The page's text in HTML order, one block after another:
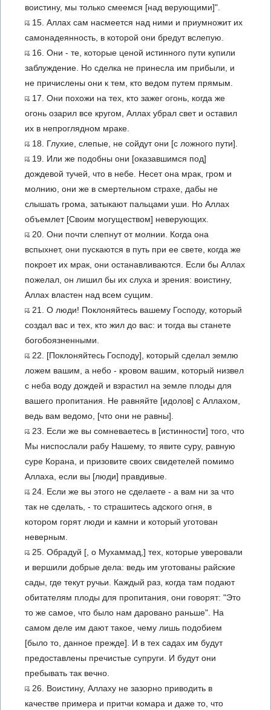
воистину, мы только смеемся [над верующими]".
15. Аллах сам насмеется над ними и приумножит их
самонадеянность, в которой они бредут вслепую.
16. Они - те, которые ценой истинного пути купили
заблуждение. Но сделка не принесла им прибыли, и
не причислены они к тем, кто ведом путем прямым.
17. Они похожи на тех, кто зажег огонь, когда же
огонь озарил все кругом, Аллах убрал свет и оставил
их в непроглядном мраке.
18. Глухие, слепые, не сойдут они [с ложного пути].
19. Или же подобны они [оказавшимся под]
дождевой тучей, что в небе. Несет она мрак, гром и
молнию, они же в смертельном страхе, дабы не
слышать грома, затыкают пальцами уши. Но Аллах
объемлет [Своим могуществом] неверующих.
20. Они почти слепнут от молнии. Когда она
вспыхнет, они пускаются в путь при ее свете, когда же
покроет их мрак, они останавливаются. Если бы Аллах
пожелал, он лишил бы их слуха и зрения: воистину,
Аллах властен над всем сущим.
21. О люди! Поклоняйтесь вашему Господу, который
создал вас и тех, кто жил до вас: и тогда вы станете
богобоязненными.
22. [Поклоняйтесь Господу], который сделал землю
ложем вашим, а небо - кровом вашим, который низвел
с неба воду дождей и взрастил на земле плоды для
вашего пропитания. Не равняйте [идолов] с Аллахом,
ведь вам ведомо, [что они не равны].
23. Если же вы сомневаетесь в [истинности] того, что
Мы ниспослали рабу Нашему, то явите суру, равную
суре Корана, и призовите своих свидетелей помимо
Аллаха, если вы [люди] правдивые.
24. Если же вы этого не сделаете - а вам ни за что
так не сделать, - то страшитесь адского огня, в
котором горят люди и камни и который уготован
неверным.
25. Обрадуй [, о Мухаммад,] тех, которые уверовали
и вершили добрые дела: ведь им уготованы райские
сады, где текут ручьи. Каждый раз, когда там подают
обитателям плоды для пропитания, они говорят: "Это
то же самое, что было нам даровано раньше". На
самом деле им дают такое, чему лишь подобием
[было то, данное прежде]. И в тех садах им будут
предоставлены пречистые супруги. И будут они
пребывать так вечно.
26. Воистину, Аллаху не зазорно приводить в
качестве примера и притчи комара и даже то, что